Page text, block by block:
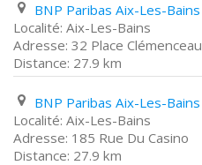
Aix-Les-Bains
32 Place Clémenceau
27.9 km
Aix-Les-Bains
185 Rue Du Casino
27.9 km